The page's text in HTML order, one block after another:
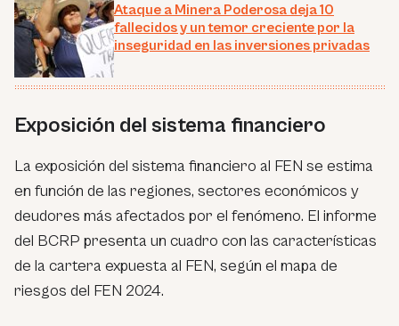
Ataque a Minera Poderosa deja 10
fallecidos y un temor creciente por la
inseguridad en las inversiones privadas
Exposición del sistema financiero
La exposición del sistema financiero al FEN se estima
en función de las regiones, sectores económicos y
deudores más afectados por el fenómeno. El informe
del BCRP presenta un cuadro con las características
de la cartera expuesta al FEN, según el mapa de
riesgos del FEN 2024.